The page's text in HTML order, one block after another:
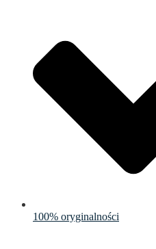
100% oryginalności